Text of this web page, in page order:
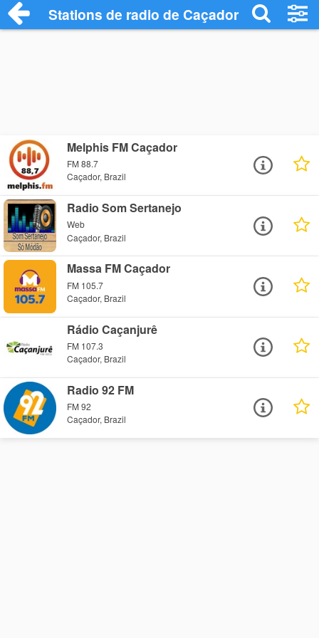
Stations de radio de Caçador
Melphis FM Caçador
FM 88.7
Caçador, Brazil
Radio Som Sertanejo
Web
Caçador, Brazil
Massa FM Caçador
FM 105.7
Caçador, Brazil
Rádio Caçanjurê
FM 107.3
Caçador, Brazil
Radio 92 FM
FM 92
Caçador, Brazil